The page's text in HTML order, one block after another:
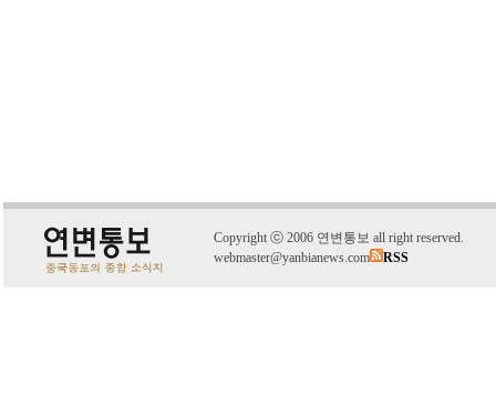
Copyright ⓒ 2006 연변통보 all right reserved.
webmaster@yanbianews.com
RSS